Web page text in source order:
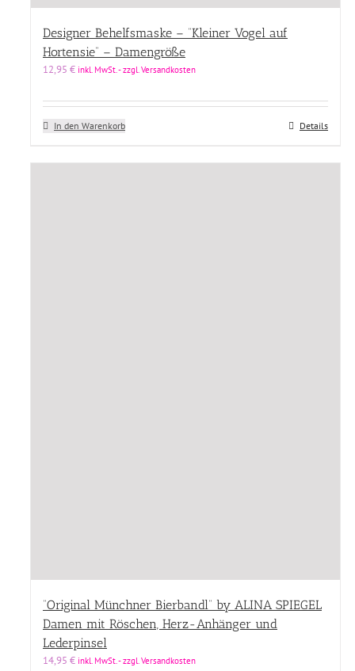
Designer Behelfsmaske – “Kleiner Vogel auf
Hortensie” – Damengröße
12,95 € inkl. MwSt. - zzgl. Versandkosten
In den Warenkorb Details
“Original Münchner Bierbandl” by ALINA SPIEGEL
Damen mit Röschen, Herz-Anhänger und
Lederpinsel
14,95 € inkl. MwSt. - zzgl. Versandkosten